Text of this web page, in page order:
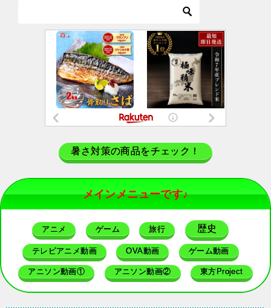
暑さ対策の商品をチェック！
メインメニューです♪
アニメ ゲーム 旅行 歴史
テレビアニメ動画 OVA動画 ゲーム動画
アニソン動画① アニソン動画② 東方Project